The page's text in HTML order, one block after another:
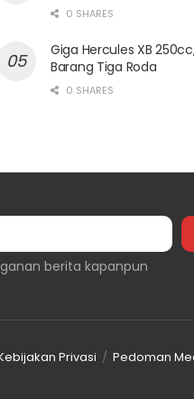
0 SHARES
Giga Hercules XB
Barang Tiga Roda
0 SHARES
berita kapanpun
Privasi Pedoman